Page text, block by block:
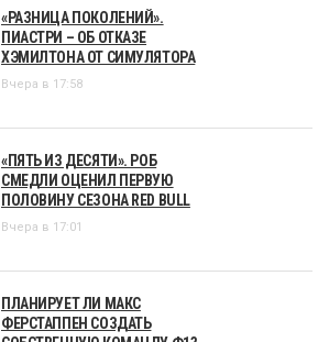
«РАЗНИЦА ПОКОЛЕНИЙ».
ПИАСТРИ – ОБ ОТКАЗЕ
ХЭМИЛТОНА ОТ СИМУЛЯТОРА
Вчера в 17:58
«ПЯТЬ ИЗ ДЕСЯТИ». РОБ
СМЕДЛИ ОЦЕНИЛ ПЕРВУЮ
ПОЛОВИНУ СЕЗОНА RED BULL
Вчера в 17:01
ПЛАНИРУЕТ ЛИ МАКС
ФЕРСТАППЕН СОЗДАТЬ